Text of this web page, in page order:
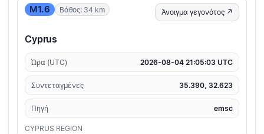
M1.6 Βάθος: 34 km Άνοιγμα γεγονότος ↗
Cyprus
Ώρα (UTC) 2026-08-04 21:05:03 UTC
Συντεταγμένες 35.390, 32.623
Πηγή emsc
CYPRUS REGION